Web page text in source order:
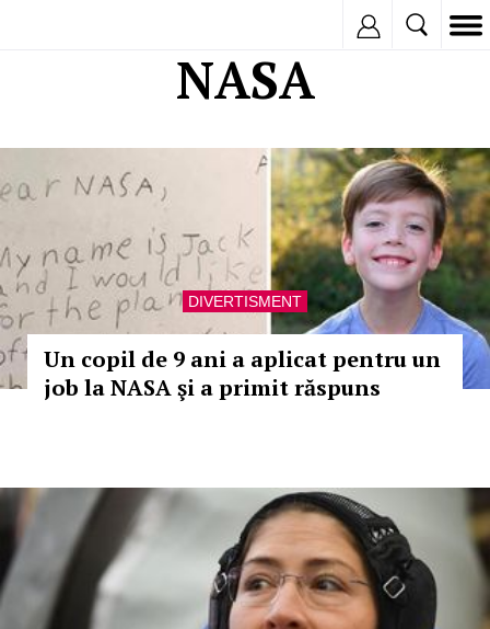
NASA
DIVERTISMENT
Un copil de 9 ani a aplicat pentru un
job la NASA şi a primit răspuns